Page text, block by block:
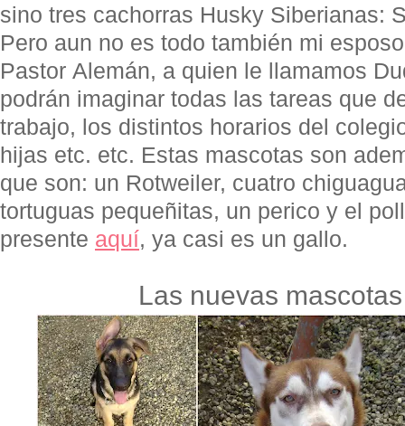
sino tres cachorras Husky Siberianas:
Pero aun no es todo también mi
Pastor Alemán, a quien le llamamos
podrán imaginar todas las tareas que
trabajo, los distintos horarios del
hijas etc. etc. Estas mascotas son
que son: un Rotweiler, cuatro
tortuguas pequeñitas, un perico y el
presente aquí, ya casi es un gallo.
Las nuevas